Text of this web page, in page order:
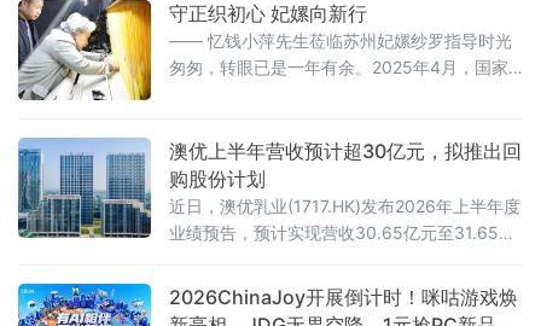
守正织初心 妃嫘向新行
—— 忆钱小萍先生莅临苏州妃嫘纱罗指导时光
匆匆，转眼已是一年有余。2025年4月，国家
工坊，现场传艺、悉心指导的场景，依旧清晰
如昨。
澳优上半年营收预计超30亿元，拟推出回
购股份计划
近日，澳优乳业(1717.HK)发布2026年上半年度
业绩预告，预计实现营收30.65亿元至31.65亿
其他相关影响后，核心经营净利润仍有1.55亿
元至2.55亿元。
2026ChinaJoy开展倒计时！咪咕游戏焕